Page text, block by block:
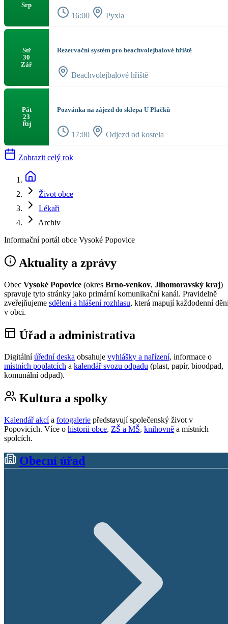
Srp
16:00 Pyxla
Stř
30
Zář
Rezervační systém pro beachvolejbalové hřiště
Beachvolejbalové hřiště
Pát
23
Říj
Pozvánka na zájezd do sklepa U Plačků
17:00 Odjezd od kostela
Zobrazit celý rok
Život obce
Lékaři
Archiv
Informační portál obce Vysoké Popovice
Aktuality a zprávy
Obec Vysoké Popovice (okres Brno-venkov, Jihomoravský kraj)
spravuje tyto stránky jako primární komunikační kanál. Pravidelně
zveřejňujeme sdělení a hlášení rozhlasu, která mapují každodenní
v obci.
Úřad a administrativa
Digitálníúřední deska obsahuje vyhlášky a nařízení, informace o
místních poplatcích a kalendář svozu odpadu (plast, papír, bioodpad,
komunální odpad).
Kultura a spolky
Kalendář akcía fotogalerie představují společenský život v
Popovicích. Více o historii obce, ZŠ a MŠ, knihovně a místních
spolcích.
Obecní úřad